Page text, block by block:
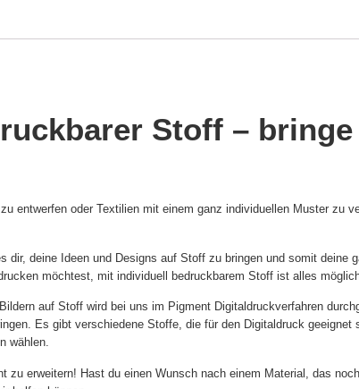
Stoff – bringe
entwerfen oder Textilien mit einem ganz individuellen Muster zu
dir, deine Ideen und Designs auf Stoff zu bringen und somit deine
möchtest, mit individuell bedruckbarem Stoff ist alles
auf Stoff wird bei uns im Pigment Digitaldruckverfahren
Es gibt verschiedene Stoffe, die für den Digitaldruck
wählen.
zu erweitern! Hast du einen Wunsch nach einem Material, das